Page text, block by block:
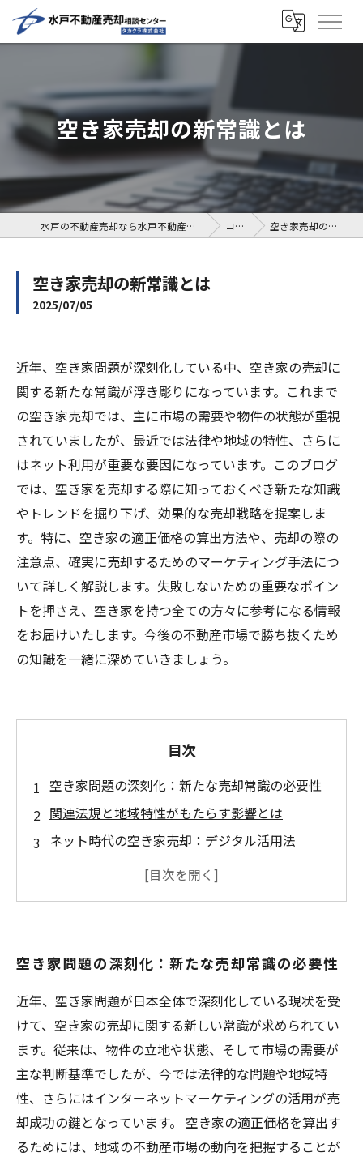
空き家売却の新常識とは
水戸の不動産売却なら水戸不動産売却相談センター コラム 空き家売却の新常識とは
空き家売却の新常識とは
2025/07/05
近年、空き家問題が深刻化している中、空き家の売却に
関する新たな常識が浮き彫りになっています。これまで
の空き家売却では、主に市場の需要や物件の状態が重視
されていましたが、最近では法律や地域の特性、さらに
はネット利用が重要な要因になっています。このブログ
では、空き家を売却する際に知っておくべき新たな知識
やトレンドを掘り下げ、効果的な売却戦略を提案しま
す。特に、空き家の適正価格の算出方法や、売却の際の
注意点、確実に売却するためのマーケティング手法につ
いて詳しく解説します。失敗しないための重要なポイン
トを押さえ、空き家を持つ全ての方々に参考になる情報
をお届けいたします。今後の不動産市場で勝ち抜くため
の知識を一緒に深めていきましょう。
目次
空き家問題の深刻化：新たな売却常識の必要性
関連法規と地域特性がもたらす影響とは
ネット時代の空き家売却：デジタル活用法
適正価格の算出法：失敗を避けるためのポイン
とは
空き家問題の深刻化：新たな売却常識の必要性
近年、空き家問題が日本全体で深刻化している現状を受
けて、空き家の売却に関する新しい常識が求められてい
ます。従来は、物件の立地や状態、そして市場の需要が
主な判断基準でしたが、今では法律的な問題や地域特
性、さらにはインターネットマーケティングの活用が売
却成功の鍵となっています。 空き家の適正価格を算出す
るためには、地域の不動産市場の動向を把握することが